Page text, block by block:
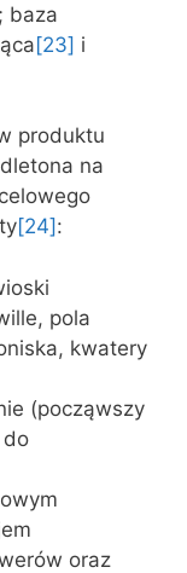
baza
[23] i
produktu
na
[24] :
pola
kwatery
(począwszy
do
oraz